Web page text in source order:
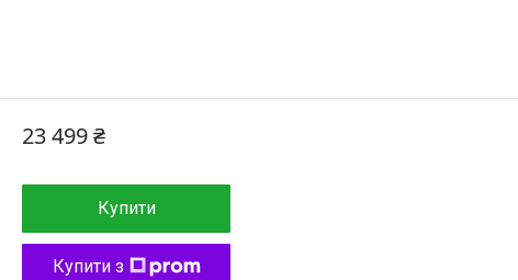
23 499 ₴
Купити
Купити з